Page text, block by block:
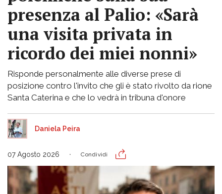
presenza al Palio: «Sarà
una visita privata in
ricordo dei miei nonni»
Risponde personalmente alle diverse prese di
posizione contro l'invito che gli è stato rivolto da rione
Santa Caterina e che lo vedrà in tribuna d'onore
Daniela Peira
07 Agosto 2026 Condividi